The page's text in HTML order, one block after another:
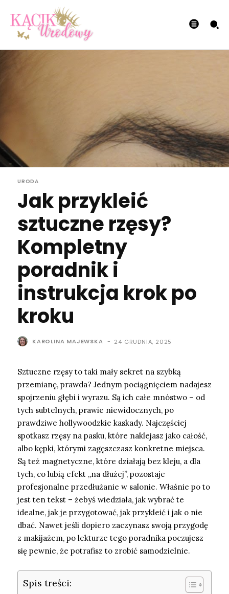
URODA
Jak przykleić
sztuczne rzęsy?
Kompletny
poradnik i
instrukcja krok po
kroku
KAROLINA MAJEWSKA - 24 GRUDNIA, 2025
Sztuczne rzęsy to taki mały sekret na szybką
przemianę, prawda? Jednym pociągnięciem nadajesz
spojrzeniu głębi i wyrazu. Są ich całe mnóstwo – od
tych subtelnych, prawie niewidocznych, po
prawdziwe hollywoodzkie kaskady. Najczęściej
spotkasz rzęsy na pasku, które naklejasz jako całość,
albo kępki, którymi zagęszczasz konkretne miejsca.
Są też magnetyczne, które działają bez kleju, a dla
tych, co lubią efekt „na dłużej”, pozostaje
profesjonalne przedłużanie w salonie. Właśnie po to
jest ten tekst – żebyś wiedziała, jak wybrać te
idealne, jak je przygotować, jak przykleić i jak o nie
dbać. Nawet jeśli dopiero zaczynasz swoją przygodę
z makijażem, po lekturze tego poradnika poczujesz
się pewnie, że potrafisz to zrobić samodzielnie.
Spis treści: